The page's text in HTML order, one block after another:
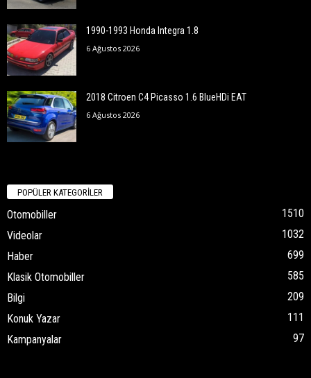
1990-1993 Honda Integra 1.8
6 Ağustos 2026
2018 Citroen C4 Picasso 1.6 BlueHDi EAT
6 Ağustos 2026
POPÜLER KATEGORİLER
Otomobiller
1510
Videolar
1032
Haber
699
Klasik Otomobiller
585
Bilgi
209
Konuk Yazar
111
Kampanyalar
97